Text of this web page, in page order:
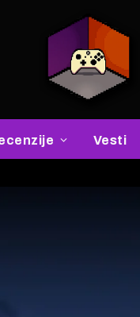
Vesti